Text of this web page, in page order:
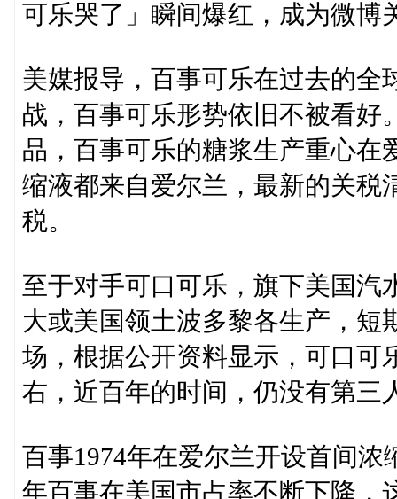
可乐哭了」瞬间爆红，成为微博
美媒报导，百事可乐在过去的全
战，百事可乐形势依旧不被看好
品，百事可乐的糖浆生产重心在
缩液都来自爱尔兰，最新的关税
税。
至于对手可口可乐，旗下美国汽
大或美国领土波多黎各生产，短
场，根据公开资料显示，可口可
右，近百年的时间，仍没有第三
百事1974年在爱尔兰开设首间
年百事在美国市占率不断下降，